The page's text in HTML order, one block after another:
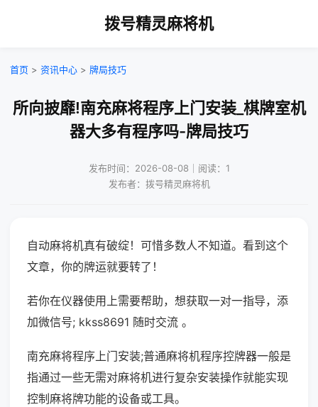
拨号精灵麻将机
首页 > 资讯中心 > 牌局技巧
所向披靡!南充麻将程序上门安装_棋牌室机
器大多有程序吗-牌局技巧
发布时间：2026-08-08｜阅读：1
发布者：拨号精灵麻将机
自动麻将机真有破绽！可惜多数人不知道。看到这个
文章，你的牌运就要转了！
若你在仪器使用上需要帮助，想获取一对一指导，添
加微信号; kkss8691 随时交流 。
南充麻将程序上门安装;普通麻将机程序控牌器一般是
指通过一些无需对麻将机进行复杂安装操作就能实现
控制麻将牌功能的设备或工具。